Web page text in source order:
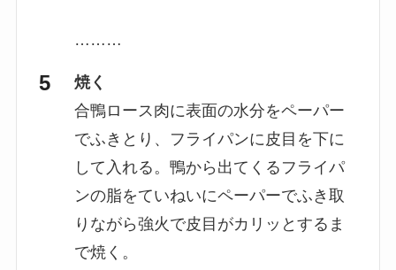
………
焼く
合鴨ロース肉に表面の水分をペーパー
でふきとり、フライパンに皮目を下に
して入れる。鴨から出てくるフライパ
ンの脂をていねいにペーパーでふき取
りながら強火で皮目がカリッとするま
で焼く。